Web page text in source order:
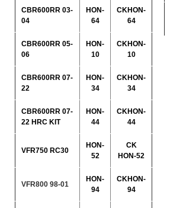
CBR600RR 03-
04
HON-
64
CKHON-
64
CBR600RR 05-
06
HON-
10
CKHON-
10
CBR600RR 07-
22
HON-
34
CKHON-
34
CBR600RR 07-
22 HRC KIT
HON-
44
CKHON-
44
VFR750 RC30
HON-
52
CK
HON-52
VFR800 98-01
HON-
94
CKHON-
94